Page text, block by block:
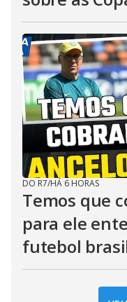
DO R7/HÁ 6 HORAS
Temos que
para ele
futebol